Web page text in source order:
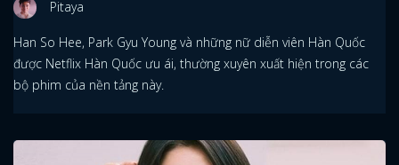
Pitaya
Han So Hee, Park Gyu Young và những nữ diễn viên Hàn Quốc
được Netflix Hàn Quốc ưu ái, thường xuyên xuất hiện trong các
bộ phim của nền tảng này.